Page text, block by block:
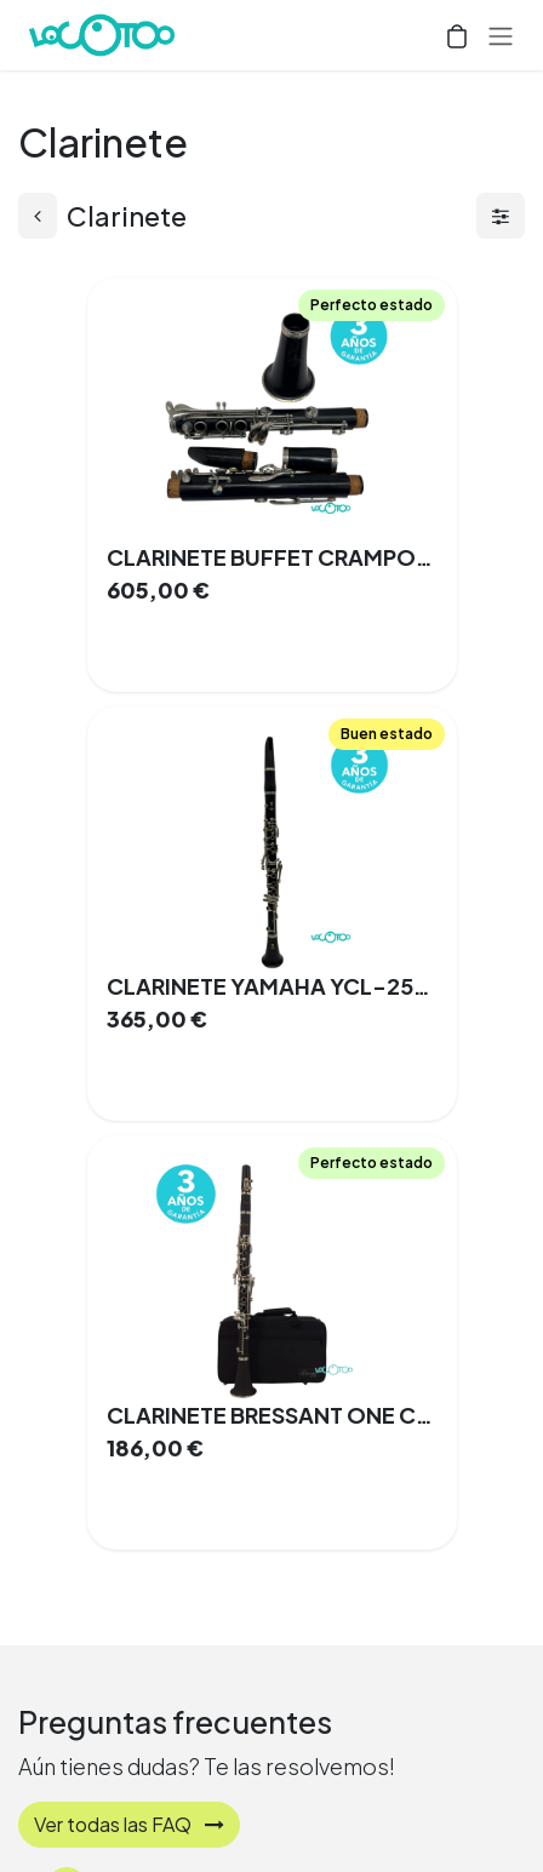
Ir al contenido
Clarinete
Clarinete
Perfecto estado
CLARINETE BUFFET CRAMPON B13
605,00€
Buen estado
CLARINETE YAMAHA YCL-255 SIB 17 LLAVES
365,00€
Perfecto estado
CLARINETE BRESSANT ONE CL-100
186,00€
Preguntas frecuentes
Aún tienes dudas? Te las resolvemos!
Ver todas las FAQ